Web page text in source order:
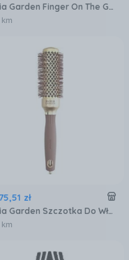
Olivia Garden Finger On The Go składana szczotka do włosów z lustrem
km
75,51 zł
Olivia Garden Szczotka Do Włosów Expert Blowout Shine Wavy Bristles 35 Mm
km